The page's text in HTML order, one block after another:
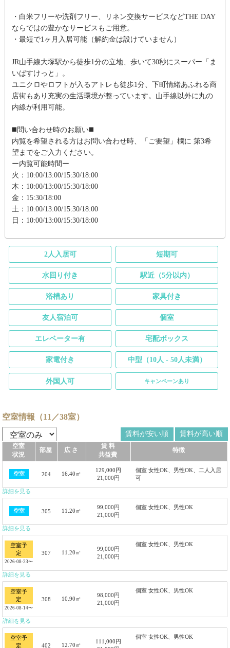
・白米フリーや洗剤フリー、リネン交換サービスなどTHE DAY
ならではの豊かなサービスもご用意。
・最短で1ヶ月入居可能（解約金は設けていません）
JR山手線大塚駅から徒歩1分の立地、歩いて30秒にスーパー「ま
いばすけっと」。
ユニクロやロフトが入るアトレも徒歩1分、下町情緒あふれる商
店街もあり充実の生活環境が整っています。山手線以外に丸の
内線が利用可能。
◼️問い合わせ時のお願い◼️
内覧を希望される方はお問い合わせ時、「ご要望」欄に 第3希
望までをご入力ください。
ー内覧可能時間ー
火：10:00/13:00/15:30/18:00
木：10:00/13:00/15:30/18:00
金：15:30/18:00
土：10:00/13:00/15:30/18:00
日：10:00/13:00/15:30/18:00
2人入居可 短期可
水回り付き 駅近（5分以内）
浴槽あり 家具付き
友人宿泊可 個室
エレベーター有 宅配ボックス
家電付き 中型（10人 - 50人未満）
外国人可 キャンペーンあり
空室情報（11／38室）
賃料が安い順 賃料が高い順
空室
状況
部屋 広 さ
賃 料
共益費
特徴
空室 204 16.40㎡
129,000円
21,000円
個室 女性OK、男性OK、二人入居
可
詳細を見る
空室 305 11.20㎡
99,000円
21,000円
個室 女性OK、男性OK
詳細を見る
空室予
定
2026-08-23〜
307 11.20㎡
99,000円
21,000円
個室 女性OK、男性OK
詳細を見る
空室予
定
2026-08-14〜
308 10.90㎡
98,000円
21,000円
個室 女性OK、男性OK
詳細を見る
空室予
定
402 12.70㎡
111,000円
個室 女性OK、男性OK